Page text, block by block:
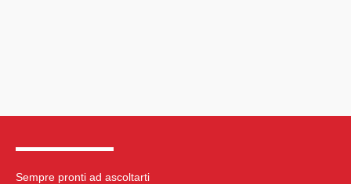
Sempre pronti ad ascoltarti